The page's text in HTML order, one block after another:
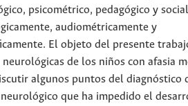
psicométrico, pedagógico y
audiométricamente y
El objeto del presente
de los niños con afasia
algunos puntos del diagnóstico
que ha impedido el